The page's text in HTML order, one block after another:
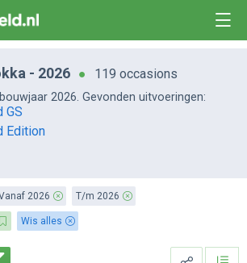
- 2026 119 occasions
2026. Gevonden uitvoeringen:
GS
Edition
2026 T/m 2026
Wis alles